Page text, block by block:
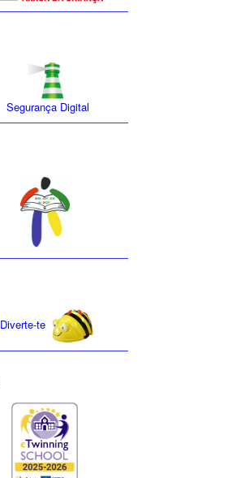
Segurança Digital
Diverte-te